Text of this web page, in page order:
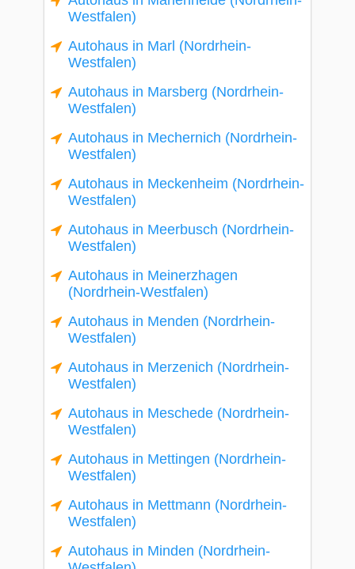
Westfalen)
Autohaus in Marl (Nordrhein-
Westfalen)
Autohaus in Marsberg (Nordrhein-
Westfalen)
Autohaus in Mechernich (Nordrhein-
Westfalen)
Autohaus in Meckenheim (Nordrhein-
Westfalen)
Autohaus in Meerbusch (Nordrhein-
Westfalen)
Autohaus in Meinerzhagen
(Nordrhein-Westfalen)
Autohaus in Menden (Nordrhein-
Westfalen)
Autohaus in Merzenich (Nordrhein-
Westfalen)
Autohaus in Meschede (Nordrhein-
Westfalen)
Autohaus in Mettingen (Nordrhein-
Westfalen)
Autohaus in Mettmann (Nordrhein-
Westfalen)
Autohaus in Minden (Nordrhein-